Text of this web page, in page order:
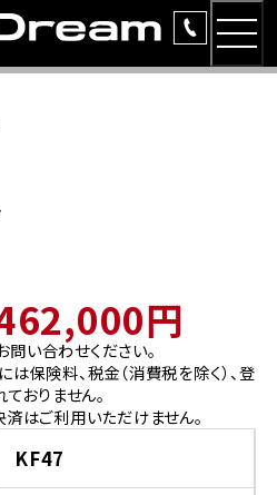
円
い合わせください。
保険料、税金（消費税を除く）、登
おりません。
はご利用いただけません。
KF47
覧
台泉
城岩沼
覧
東京
馬
橋
覧
古屋南
牧
古屋東
覧
面
井寺
淀川
店舗一覧
島
山
覧
岡東
留米
岡春日